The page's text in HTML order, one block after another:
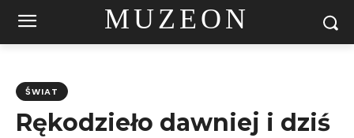
MUZEON
ŚWIAT
Rękodzieło dawniej i dziś